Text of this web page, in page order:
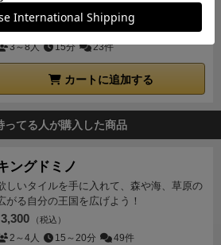
それとも、感心してる？
3～8人 15分 23件
カートに追加する
ってる人が購入した商品
ングドミノ
しいタイルを手に入れて、森や海、草原の
がる自分の王国を広げよう！
3,300 （税込）
2～4人 15～20分 49件